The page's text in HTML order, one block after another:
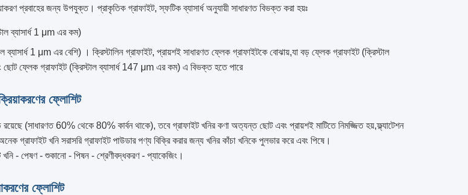
প্রবাহের জন্য উপযুক্ত। প্রাকৃতিক গ্রাফাইট, স্ফটিক ব্যাসার্ধ অনুযায়ী সাধারণত বিভক্ত করা হয়ঃ
ব্যাসার্ধ 1 μm এর কম)
ব্যাসার্ধ 1 μm এর বেশি) । ক্রিস্টালিন গ্রাফাইট, প্রায়শই সাধারণত ফ্লেক গ্রাফাইটকে বোঝায়,যা বড় ফ্লেক গ্রাফাইট (ক্রিস্টাল
ছোট ফ্লেক গ্রাফাইট (ক্রিস্টাল ব্যাসার্ধ 147 μm এর কম) এ বিভক্ত হতে পারে
ফ্লোশিট
(সাধারণত 60% থেকে 80% কার্বন থাকে), তবে গ্রাফাইট খনির কণা অত্যন্ত ছোট এবং প্রায়শই মাটিতে নিমজ্জিত হয়,ফ্ল্যাটেশন
গ্রাফাইট খনি সরাসরি গ্রাফাইট পাউডার পণ্য বিক্রি করার জন্য খনির কাঁচা খনিকে পুলভার করে এবং পিষে।
- পেষণ - শুকানো - পিষন - শ্রেণীবদ্ধকরণ - প্যাকেজিং।
ফ্লোশিট